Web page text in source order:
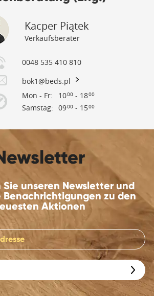
Kacper Piątek
Verkaufsberater
0048 535 410 810
bok1@beds.pl
Mon - Fr:
Samstag:
1000 - 1800
0900 - 1500
unseren Newsletter und
Benachrichtigungen zu den
Aktionen